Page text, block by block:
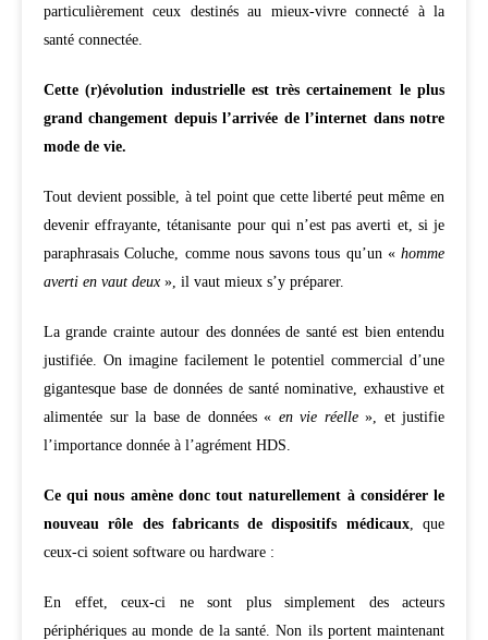
particulièrement ceux destinés au mieux-vivre connecté à la
santé connectée.
Cette (r)évolution industrielle est très certainement le plus
grand changement depuis l’arrivée de l’internet dans notre
mode de vie.
Tout devient possible, à tel point que cette liberté peut même en
devenir effrayante, tétanisante pour qui n’est pas averti et, si je
paraphrasais Coluche, comme nous savons tous qu’un « homme
averti en vaut deux », il vaut mieux s’y préparer.
La grande crainte autour des données de santé est bien entendu
justifiée. On imagine facilement le potentiel commercial d’une
gigantesque base de données de santé nominative, exhaustive et
alimentée sur la base de données « en vie réelle», et justifie
l’importance donnée à l’agrément HDS.
Ce qui nous amène donc tout naturellement à considérer le
nouveau rôle des fabricants de dispositifs médicaux, que
ceux-ci soient software ou hardware :
En effet, ceux-ci ne sont plus simplement des acteurs
périphériques au monde de la santé. Non ils portent maintenant